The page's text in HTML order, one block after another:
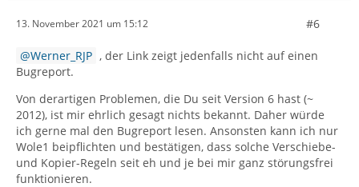
13. November 2021 um 15:12 #6
Werner_RJP , der Link zeigt jedenfalls nicht auf einen
Bugreport.
Von derartigen Problemen, die Du seit Version 6 hast (~
2012), ist mir ehrlich gesagt nichts bekannt. Daher würde
ich gerne mal den Bugreport lesen. Ansonsten kann ich nur
Wole1 beipflichten und bestätigen, dass solche Verschiebe-
und Kopier-Regeln seit eh und je bei mir ganz störungsfrei
funktionieren.